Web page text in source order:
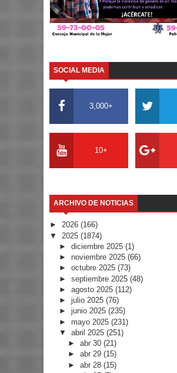
SOCIAL MEDIA
3,000+
10+
ARCHIVO DE NOTICIAS
► 2026 (166)
▼ 2025 (1874)
► diciembre 2025 (1)
► noviembre 2025 (66)
► octubre 2025 (73)
► septiembre 2025 (48)
► agosto 2025 (112)
► julio 2025 (76)
► junio 2025 (235)
► mayo 2025 (231)
▼ abril 2025 (251)
►abr 30(21)
►abr 29(15)
►abr 28(15)